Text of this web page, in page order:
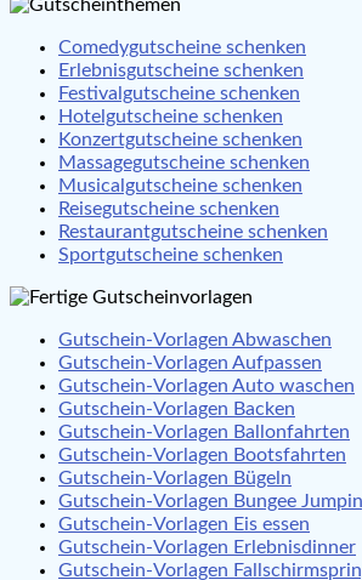
Comedygutscheine schenken
Erlebnisgutscheine schenken
Festivalgutscheine schenken
Hotelgutscheine schenken
Konzertgutscheine schenken
Massagegutscheine schenken
Musicalgutscheine schenken
Reisegutscheine schenken
Restaurantgutscheine schenken
Sportgutscheine schenken
Gutschein-Vorlagen Abwaschen
Gutschein-Vorlagen Aufpassen
Gutschein-Vorlagen Auto waschen
Gutschein-Vorlagen Backen
Gutschein-Vorlagen Ballonfahrten
Gutschein-Vorlagen Bootsfahrten
Gutschein-Vorlagen Bügeln
Gutschein-Vorlagen Bungee
Gutschein-Vorlagen Eis essen
Gutschein-Vorlagen Erlebnisdinner
Gutschein-Vorlagen